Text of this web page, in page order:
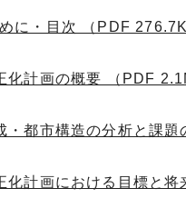
に・目次 （PDF
化計画の概要 （PDF
・都市構造の分析と課題
化計画における目標と将